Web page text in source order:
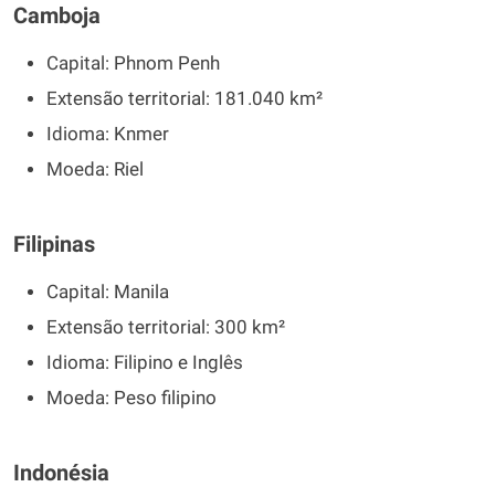
Camboja
Capital: Phnom Penh
Extensão territorial: 181.040 km²
Idioma: Knmer
Moeda: Riel
Filipinas
Capital: Manila
Extensão territorial: 300 km²
Idioma: Filipino e Inglês
Moeda: Peso filipino
Indonésia